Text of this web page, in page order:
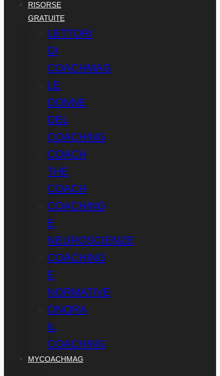
RISORSE
GRATUITE
LETTORI
DI
COACHMAG
LE
DONNE
DEL
COACHING
COACH
THE
COACH
COACHING
E
NEUROSCIENZE
COACHING
E
NORMATIVE
ONORA
IL
COACHING
MYCOACHMAG